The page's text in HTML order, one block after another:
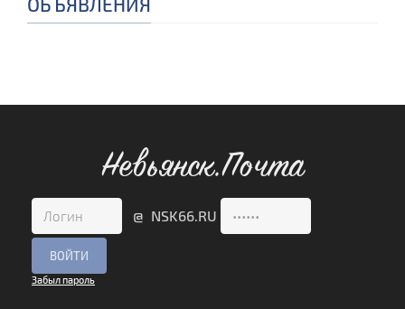
Невьянск.Почта
@ NSK66.RU
Забыл пароль